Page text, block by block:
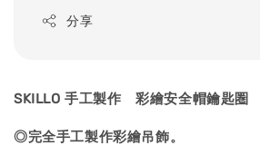
分享
SKILLO 手工製作 彩繪安全帽鑰匙圏
◎完全手工製作彩繪吊飾。